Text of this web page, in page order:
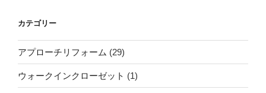
カテゴリー
アプローチリフォーム (29)
ウォークインクローゼット (1)